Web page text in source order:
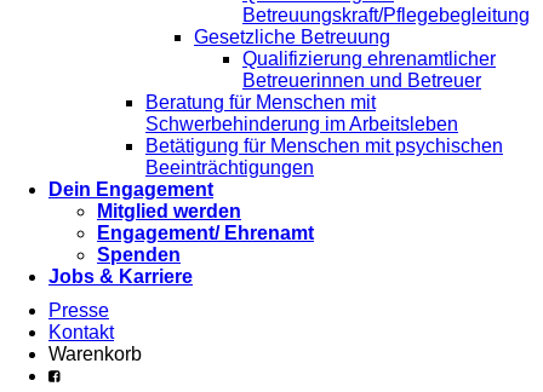
Betreuungskraft/Pflegebegleitung
Gesetzliche Betreuung
Qualifizierung ehrenamtlicher
Betreuerinnen und Betreuer
Beratung für Menschen mit
Schwerbehinderung im Arbeitsleben
Betätigung für Menschen mit psychischen
Beeinträchtigungen
Dein Engagement
Mitglied werden
Engagement/ Ehrenamt
Spenden
Jobs & Karriere
Presse
Kontakt
Warenkorb